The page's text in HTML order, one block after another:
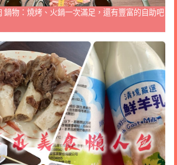
鍋物：燒烤、火鍋一次滿足，還有豐富的自助吧